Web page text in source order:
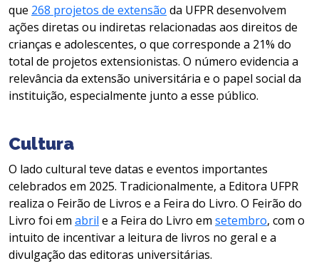
que 268 projetos de extensão da UFPR desenvolvem
ações diretas ou indiretas relacionadas aos direitos de
crianças e adolescentes, o que corresponde a 21% do
total de projetos extensionistas. O número evidencia a
relevância da extensão universitária e o papel social da
instituição, especialmente junto a esse público.
Cultura
O lado cultural teve datas e eventos importantes
celebrados em 2025. Tradicionalmente, a Editora UFPR
realiza o Feirão de Livros e a Feira do Livro. O Feirão do
Livro foi em abril e a Feira do Livro em setembro, com o
intuito de incentivar a leitura de livros no geral e a
divulgação das editoras universitárias.